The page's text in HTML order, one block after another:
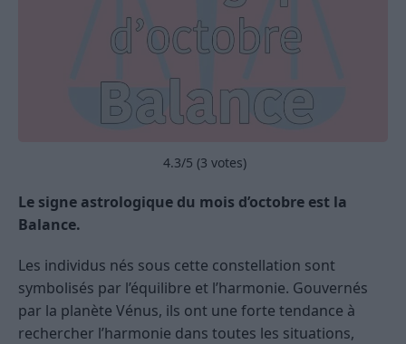
4.3/5 (3 votes)
Le signe astrologique du mois d’octobre est la
Balance.
Les individus nés sous cette constellation sont
symbolisés par l’équilibre et l’harmonie. Gouvernés
par la planète Vénus, ils ont une forte tendance à
rechercher l’harmonie dans toutes les situations,